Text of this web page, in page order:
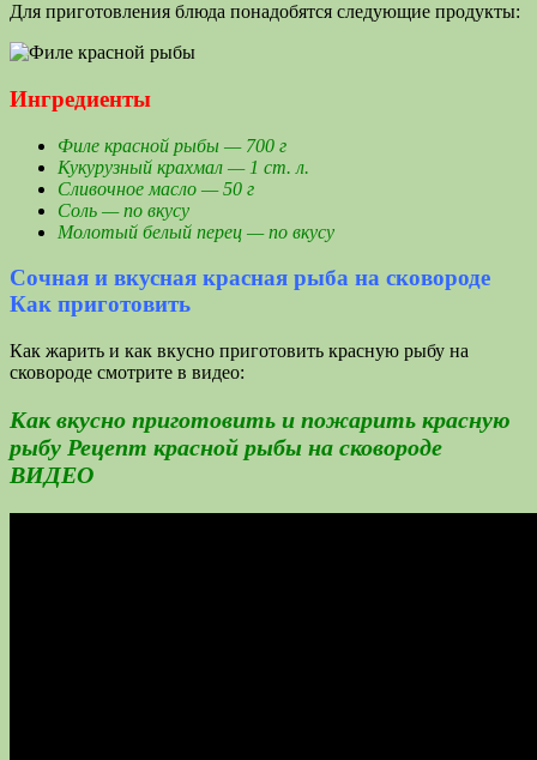
Для приготовления блюда понадобятся следующие продукты:
Ингредиенты
Филе красной рыбы — 700 г
Кукурузный крахмал — 1 ст. л.
Сливочное масло — 50 г
Соль — по вкусу
Молотый белый перец — по вкусу
Сочная и вкусная красная рыба на сковороде
Как приготовить
Как жарить и как вкусно приготовить красную рыбу на
сковороде смотрите в видео:
Как вкусно приготовить и пожарить красную
рыбу Рецепт красной рыбы на сковороде
ВИДЕО